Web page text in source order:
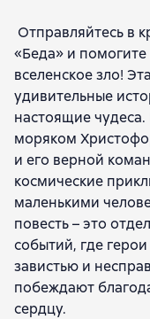
Отправляйтесь в
«Беда» и
вселенское зло!
удивительные
настоящие
моряком
и его верной
космические
маленькими
повесть – это
событий, где
завистью и
побеждают
сердцу.